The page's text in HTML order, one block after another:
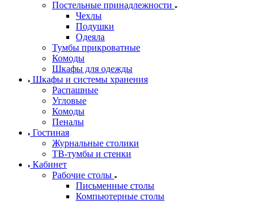
Постельные принадлежности
Чехлы
Подушки
Одеяла
Тумбы прикроватные
Комоды
Шкафы для одежды
Шкафы и системы хранения
Распашные
Угловые
Комоды
Пеналы
Гостиная
Журнальные столики
ТВ‑тумбы и стенки
Кабинет
Рабочие столы
Письменные столы
Компьютерные столы